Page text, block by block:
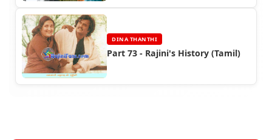
DINA THANTHI
Part 73 - Rajini's History (Tamil)